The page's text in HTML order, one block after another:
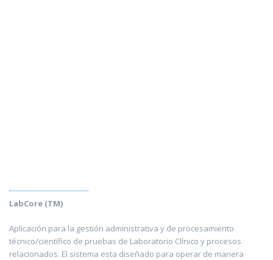
LabCore (TM)
Aplicación para la gestión administrativa y de procesamiento
técnico/científico de pruebas de Laboratorio Clínico y procesos
relacionados. El sistema esta diseñado para operar de manera